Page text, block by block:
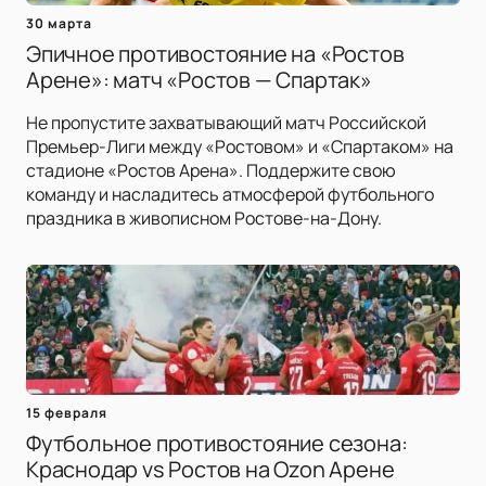
30 марта
Эпичное противостояние на «Ростов
Арене»: матч «Ростов — Спартак»
Не пропустите захватывающий матч Российской
Премьер-Лиги между «Ростовом» и «Спартаком» на
стадионе «Ростов Арена». Поддержите свою
команду и насладитесь атмосферой футбольного
праздника в живописном Ростове-на-Дону.
15 февраля
Футбольное противостояние сезона:
Краснодар vs Ростов на Ozon Арене